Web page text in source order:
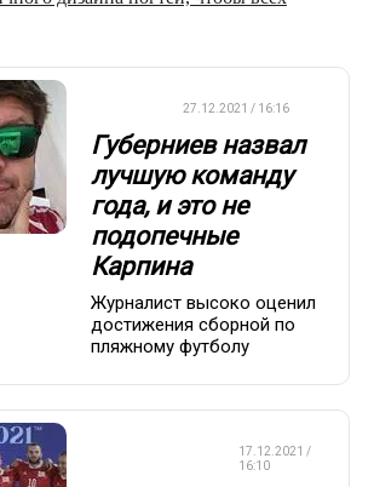
27.12.2021 / 16:16
Губерниев назвал
лучшую команду
года, и это не
подопечные
Карпина
Журналист высоко оценил
достижения сборной по
пляжному футболу
17.12.2021 /
16:10